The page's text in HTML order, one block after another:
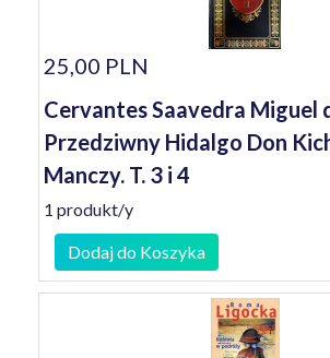
25,00 PLN
Cervantes Saavedra Miguel
Przedziwny Hidalgo Don
Manczy. T. 3 i 4
1 produkt/y
Dodaj do Koszyka